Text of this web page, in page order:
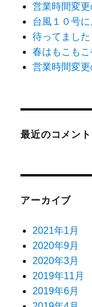
営業時間変
台風１０号
待ってました
春はもこもこ
営業時間変
最近のコメント
アーカイブ
2021年1月
2020年9月
2020年3月
2019年11月
2019年6月